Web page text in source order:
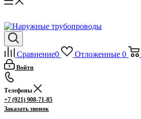
Сравнение0 Отложенные 0
Войти
Телефоны
+7 (921) 908-71-85
Заказать звонок